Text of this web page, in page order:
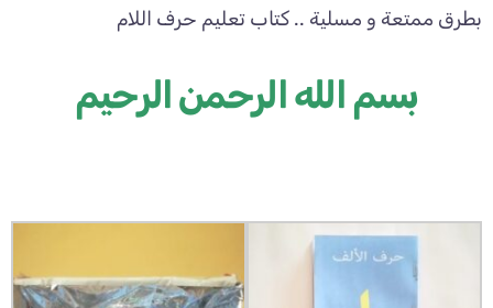
بطرق ممتعة و مسلية .. كتاب تعليم حرف اللام
بسم الله الرحمن الرحيم